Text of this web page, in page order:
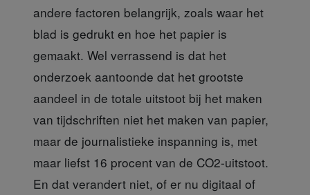
andere factoren belangrijk, zoals waar het
blad is gedrukt en hoe het papier is
gemaakt. Wel verrassend is dat het
onderzoek aantoonde dat het grootste
aandeel in de totale uitstoot bij het maken
van tijdschriften niet het maken van papier,
maar de journalistieke inspanning is, met
maar liefst 16 procent van de CO2-uitstoot.
En dat verandert niet, of er nu digitaal of